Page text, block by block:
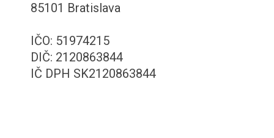
85101 Bratislava
IČO: 51974215
DIČ: 2120863844
IČ DPH SK2120863844